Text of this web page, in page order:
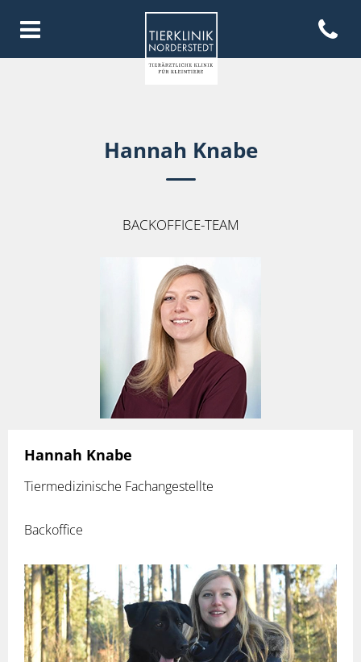
Homepage Tierklinik
Open
Hannah Knabe
BACKOFFICE-TEAM
Hannah Knabe
Tiermedizinische Fachangestellte
Backoffice